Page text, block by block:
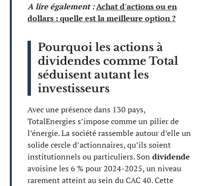
A lire également :Achat d'actions ou en
dollars : quelle est la meilleure option ?
Pourquoi les actions à
dividendes comme Total
séduisent autant les
investisseurs
Avec une présence dans 130 pays,
TotalEnergies s’impose comme un pilier de
l’énergie. La société rassemble autour d’elle un
solide cercle d’actionnaires, qu’ils soient
institutionnels ou particuliers. Son dividende
avoisine les 6 % pour 2024-2025, un niveau
rarement atteint au sein du CAC 40. Cette